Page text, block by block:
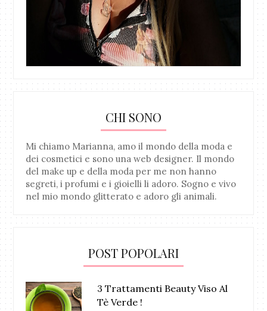
CHI SONO
Mi chiamo Marianna, amo il mondo della moda e
dei cosmetici e sono una web designer. Il mondo
del make up e della moda per me non hanno
segreti, i profumi e i gioielli li adoro. Sogno e vivo
nel mio mondo glitterato e adoro gli animali.
POST POPOLARI
3 Trattamenti Beauty Viso Al
Tè Verde !